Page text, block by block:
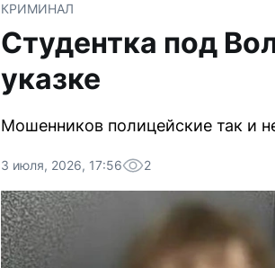
КРИМИНАЛ
Студентка под
указке
Мошенников полицейские так и
3 июля, 2026, 17:56 2